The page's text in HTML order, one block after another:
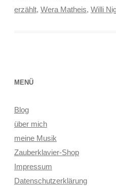
erzählt, Wera Matheis, Willi
MENÜ
Blog
über mich
meine Musik
Zauberklavier-Shop
Impressum
Datenschutzerklärung